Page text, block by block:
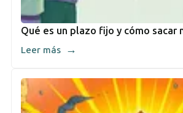
Qué es un plazo fijo y cómo sacar
Leer más →